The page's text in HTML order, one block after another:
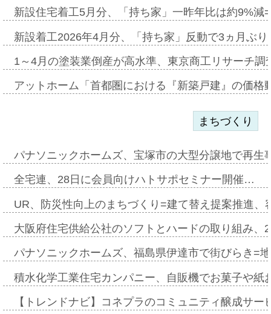
新設住宅着工5月分、「持ち家」一昨年比は約9%
新設着工2026年4月分、「持ち家」反動で3ヵ月ぶ
1～4月の塗装業倒産が高水準、東京商工リサーチ
アットホーム「首都圏における『新築戸建』の価
まちづくり
パナソニックホームズ、宝塚市の大型分譲地で再
全宅連、28日に会員向けハトサポセミナー開催…
UR、防災性向上のまちづくり=建て替え提案推進
大阪府住宅供給公社のソフトとハードの取り組み
パナソニックホームズ、福島県伊達市で街びらき=
積水化学工業住宅カンパニー、自販機でお菓子や
【トレンドナビ】コネプラのコミュニティ醸成サ